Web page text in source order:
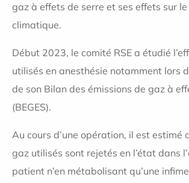
gaz à effets de serre et ses effets sur
climatique.
Début 2023, le comité RSE a étudié
utilisés en anesthésie notamment lors
de son Bilan des émissions de gaz à
(BEGES).
Au cours d’une opération, il est estimé
gaz utilisés sont rejetés en l’état dans
patient n’en métabolisant qu’une